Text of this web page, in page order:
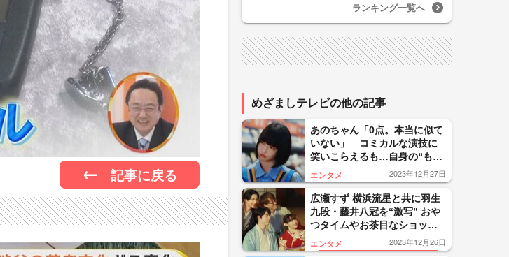
記事に戻る
ランキング一覧へ
めざましテレビの他の記事
あのちゃん「0点。本当に似て
いない」 コミカルな演技に
笑いこらえるも…自身の“もの
まね”を酷評
エンタメ 2023年12月27日
広瀬すず 横浜流星と共に羽生
九段・藤井八冠を“激写” おや
つタイムやお茶目なショット
も！最近の“どハマり”も告白
エンタメ 2023年12月26日